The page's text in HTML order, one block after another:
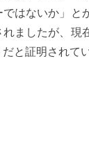
ではないか」と
れましたが、現
と証明されて